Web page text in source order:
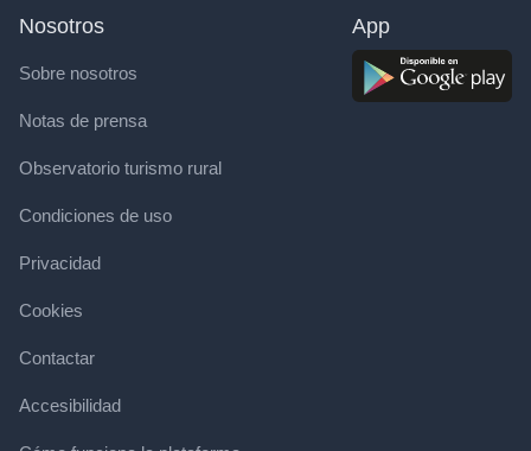
Nosotros
Sobre nosotros
Notas de prensa
Observatorio turismo rural
Condiciones de uso
Privacidad
Cookies
Contactar
Accesibilidad
App